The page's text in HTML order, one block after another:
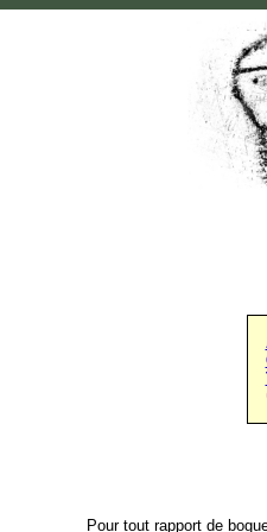
Pour tout rapport de